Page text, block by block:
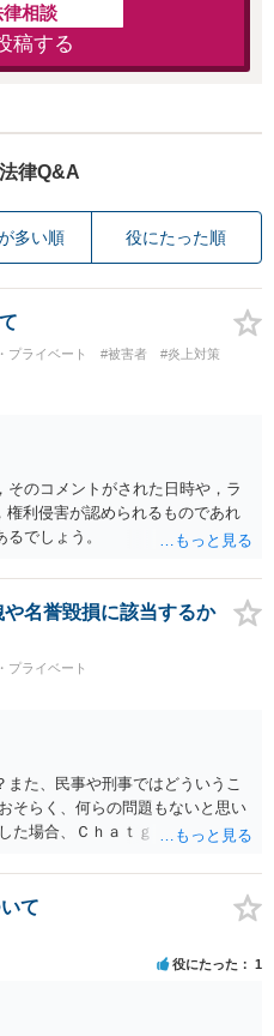
相談
稿する
律Q&A
多い順 役にたった順
プライベート #被害者
#炎上対策
のコメントがされた日時や，ラ
権利侵害が認められるものであれ
でしょう。
名誉毀損に該当するか
プライベート
また、民事や刑事ではどういうこ
そらく、何らの問題もないと思い
た場合、Ｃｈａｔｇｐｔがｏｐｅ
会社名を特定していない限り、一
込まれる可能性が生じるにすぎま
報に当たるとは思えませんし、名
謗中傷の不特定多数への公開に
、誰がその内容をｃｈａｔｇｐｔ
はないので、個人や会社の特定
特定して書き込んだとして
て
役にたった 1